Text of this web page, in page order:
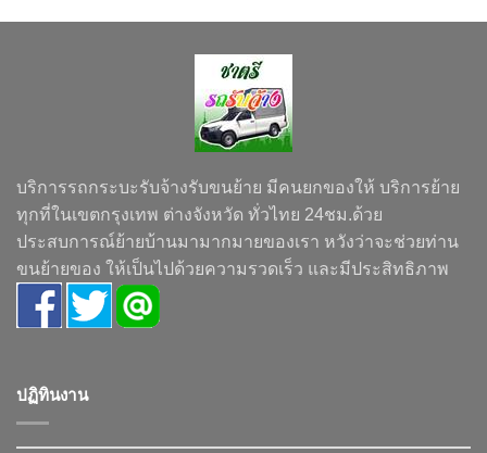
บริการรถกระบะรับจ้างรับขนย้าย มีคนยกของให้ บริการย้าย
ทุกที่ในเขตกรุงเทพ ต่างจังหวัด ทั่วไทย 24ชม.ด้วย
ประสบการณ์ย้ายบ้านมามากมายของเรา หวังว่าจะช่วยท่าน
ขนย้ายของ ให้เป็นไปด้วยความรวดเร็ว และมีประสิทธิภาพ
ปฏิทินงาน